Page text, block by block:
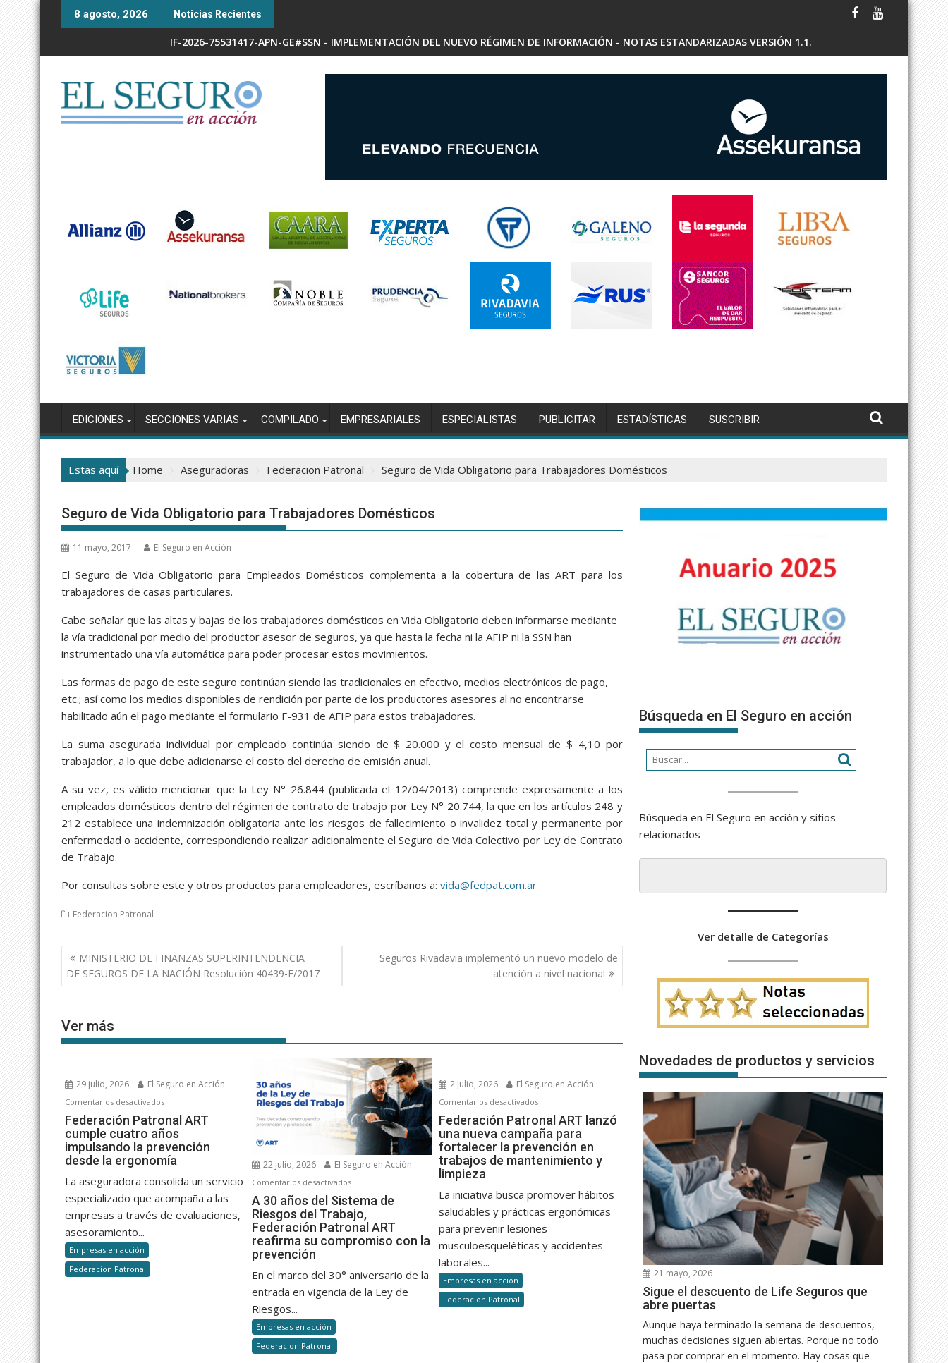
Skip
8 agosto, 2026 Noticias Recientes
IF-2026-75531417-APN-GE#SSN - IMPLEMENTACIÓN DEL NUEVO RÉGIMEN DE INFORMACIÓN - NOTAS ESTANDARIZADAS VERSIÓN 1.1.
EDICIONES SECCIONES VARIAS COMPILADO EMPRESARIALES ESPECIALISTAS PUBLICITAR ESTADÍSTICAS SUSCRIBIR
Estas aquí Home Aseguradoras Federacion Patronal Seguro de Vida Obligatorio para Trabajadores Domésticos
Seguro de Vida Obligatorio para Trabajadores Domésticos
11 mayo, 2017 El Seguro en Acción
El Seguro de Vida Obligatorio para Empleados Domésticos complementa a la cobertura de las ART para los
trabajadores de casas particulares.
Cabe señalar que las altas y bajas de los trabajadores domésticos en Vida Obligatorio deben informarse mediante
la vía tradicional por medio del productor asesor de seguros, ya que hasta la fecha ni la AFIP ni la SSN han
instrumentado una vía automática para poder procesar estos movimientos.
Las formas de pago de este seguro continúan siendo las tradicionales en efectivo, medios electrónicos de pago,
etc.; así como los medios disponibles de rendición por parte de los productores asesores al no encontrarse
habilitado aún el pago mediante el formulario F-931 de AFIP para estos trabajadores.
La suma asegurada individual por empleado continúa siendo de $ 20.000 y el costo mensual de $ 4,10 por
trabajador, a lo que debe adicionarse el costo del derecho de emisión anual.
A su vez, es válido mencionar que la Ley N° 26.844 (publicada el 12/04/2013) comprende expresamente a los
empleados domésticos dentro del régimen de contrato de trabajo por Ley N° 20.744, la que en los artículos 248 y
212 establece una indemnización obligatoria ante los riesgos de fallecimiento o invalidez total y permanente por
enfermedad o accidente, correspondiendo realizar adicionalmente el Seguro de Vida Colectivo por Ley de Contrato
de Trabajo.
Por consultas sobre este y otros productos para empleadores, escríbanos a: vida@fedpat.com.ar
Federacion Patronal
Navegación
de
entradas
MINISTERIO DE FINANZAS SUPERINTENDENCIA
DE SEGUROS DE LA NACIÓN Resolución 40439-E/2017
Seguros Rivadavia implementó un nuevo modelo de
atención a nivel nacional
Ver más
29 julio, 2026 El Seguro en Acción
Comentarios desactivadosen
Federación
Patronal
ART
cumple
cuatro
años
impulsando
Federación Patronal ART
cumple cuatro años
impulsando la prevención
desde la ergonomía
La aseguradora consolida un servicio
especializado que acompaña a las
empresas a través de evaluaciones,
asesoramiento...
Empresas en acción
Federacion Patronal
22 julio, 2026 El Seguro en Acción
Comentarios desactivadosen
A
30
años
del
de
Riesgos
A 30 años del Sistema de
Riesgos del Trabajo,
Federación Patronal ART
reafirma su compromiso con la
prevención
En el marco del 30° aniversario de la
entrada en vigencia de la Ley de
Riesgos...
Empresas en acción
Federacion Patronal
2 julio, 2026 El Seguro en Acción
Comentarios desactivadosen
Federación
Patronal
ART
lanzó
nueva
campaña
para
fortalecer
Federación Patronal ART lanzó
una nueva campaña para
fortalecer la prevención en
trabajos de mantenimiento y
limpieza
La iniciativa busca promover hábitos
saludables y prácticas ergonómicas
para prevenir lesiones
musculoesqueléticas y accidentes
laborales...
Empresas en acción
Federacion Patronal
Búsqueda en El Seguro en acción
Búsqueda en El Seguro en acción y sitios
relacionados
Ver detalle de Categorías
Novedades de productos y servicios
21 mayo, 2026
Sigue el descuento de Life Seguros que
abre puertas
Aunque haya terminado la semana de descuentos,
muchas decisiones siguen abiertas. Porque no todo
pasa por comprar en el momento. Hay cosas que